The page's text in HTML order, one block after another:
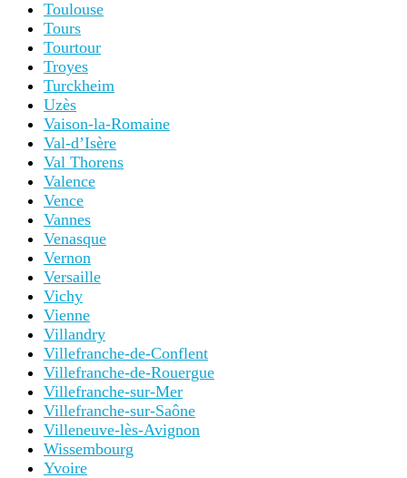
Toulouse
Tours
Tourtour
Troyes
Turckheim
Uzès
Vaison-la-Romaine
Val-d’Isère
Val Thorens
Valence
Vence
Vannes
Venasque
Vernon
Versaille
Vichy
Vienne
Villandry
Villefranche-de-Conflent
Villefranche-de-Rouergue
Villefranche-sur-Mer
Villefranche-sur-Saône
Villeneuve-lès-Avignon
Wissembourg
Yvoire